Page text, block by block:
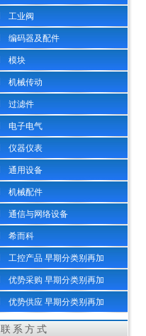
工业阀
编码器及配件
模块
机械传动
过滤件
电子电气
仪器仪表
通用设备
机械配件
通信与网络设备
希而科
工控产品 早期分类别再加
优势采购 早期分类别再加
优势供应 早期分类别再加
联系方式